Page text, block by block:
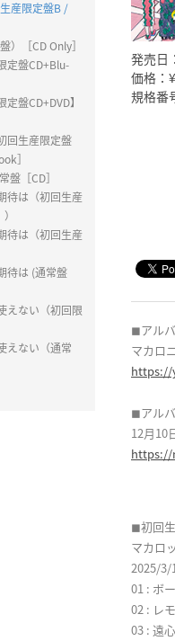
産限定盤B /
）［CD Only］
定盤CD+Blu-
盤CD+DVD】
回生産限定盤
］
盤［CD］
待は（初回生産
待は（初回生産
待は (通常盤
えない（初回限
えない（通常
発売日
価格：
規格番
◼︎アル
マカロ
https://
◼︎アル
12月10
https://
◼︎初回
マカロ
2025/3/
01 : ボ
02 : レ
03 : 遠心